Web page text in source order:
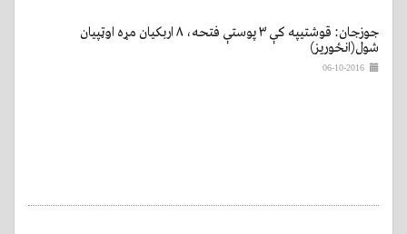
جوزجان: قوشتیپه کې ۳ پوستې فتحه، ۸ اربکیان مړه اوټپیان
شول(انځوریز)
06-10-2016